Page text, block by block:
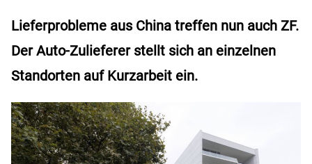
Lieferprobleme aus China treffen nun auch ZF.
Der Auto-Zulieferer stellt sich an einzelnen
Standorten auf Kurzarbeit ein.